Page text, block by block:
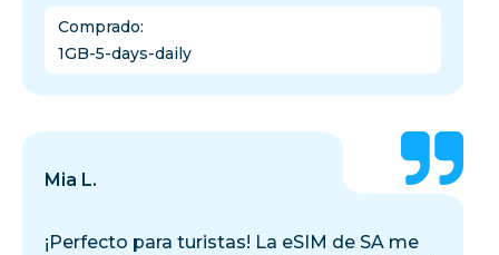
Comprado:
1GB-5-days-daily
Mia L.
¡Perfecto para turistas! La eSIM de SA me